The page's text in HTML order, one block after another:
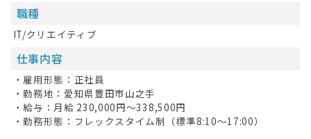
職種
IT/クリエイティブ
仕事内容
・雇用形態：正社員
・勤務地：愛知県豊田市山之手
・給与：月給 230,000円〜338,500円
・勤務形態：フレックスタイム制（標準8:10〜17:00）